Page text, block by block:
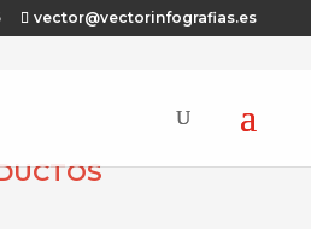
vector@vectorinfografias.es